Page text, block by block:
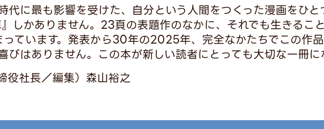
代に最も影響を受けた、自分という人間をつくった漫画をひと
』しかありません。23頁の表題作のなかに、それでも生きるこ
ています。発表から30年の2025年、完全なかたちでこの作
びはありません。この本が新しい読者にとっても大切な一冊に
社長／編集）森山裕之